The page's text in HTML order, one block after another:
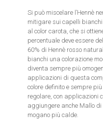
Si può miscelare l’Hennè
mitigare sui capelli
al color carota, che si
percentuale deve essere
60% di Hennè rosso
bianchi una colorazione
diventa sempre più
applicazioni di questa
colore definito e sempre
regolare, con applicazioni
aggiungere anche Mallo di
mogano più calde.